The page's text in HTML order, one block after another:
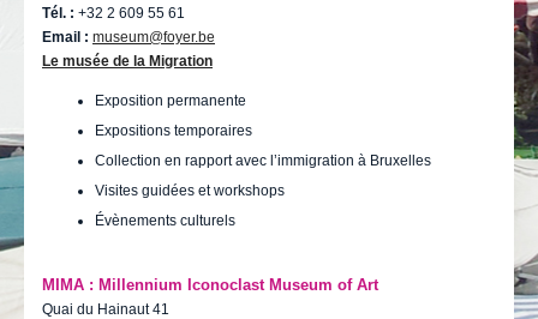
Tél. : +32 2 609 55 61
Email : museum@foyer.be
Le musée de la Migration
Exposition permanente
Expositions temporaires
Collection en rapport avec l’immigration à Bruxelles
Visites guidées et workshops
Évènements culturels
MIMA : Millennium Iconoclast Museum of Art
Quai du Hainaut 41